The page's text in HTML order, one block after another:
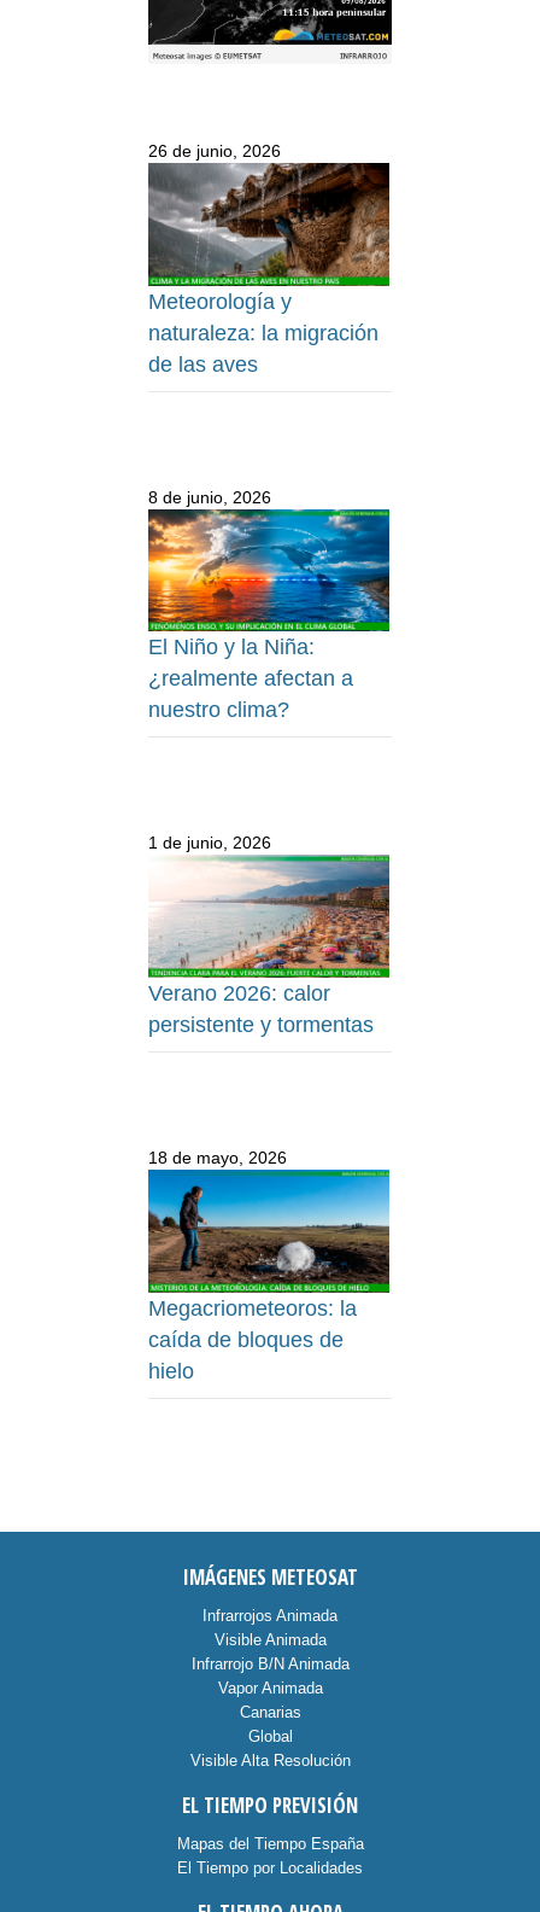
26 de junio, 2026
Meteorología y
naturaleza: la migración
de las aves
8 de junio, 2026
El Niño y la Niña:
¿realmente afectan a
nuestro clima?
1 de junio, 2026
Verano 2026: calor
persistente y tormentas
18 de mayo, 2026
Megacriometeoros: la
caída de bloques de
hielo
IMÁGENES METEOSAT
Infrarrojos Animada
Visible Animada
Infrarrojo B/N Animada
Vapor Animada
Canarias
Global
Visible Alta Resolución
EL TIEMPO PREVISIÓN
Mapas del Tiempo España
El Tiempo por Localidades